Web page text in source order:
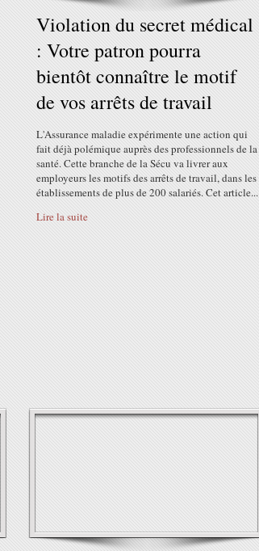
Violation du secret médical
: Votre patron pourra
bientôt connaître le motif
de vos arrêts de travail
L'Assurance maladie expérimente une action qui
fait déjà polémique auprès des professionnels de la
santé. Cette branche de la Sécu va livrer aux
employeurs les motifs des arrêts de travail, dans les
établissements de plus de 200 salariés. Cet article...
Lire la suite